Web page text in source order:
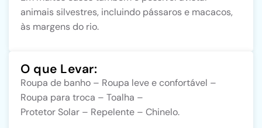
animais silvestres, incluindo pássaros e macacos,
às margens do rio.
O que Levar:
Roupa de banho – Roupa leve e confortável –
Roupa para troca – Toalha –
Protetor Solar – Repelente – Chinelo.